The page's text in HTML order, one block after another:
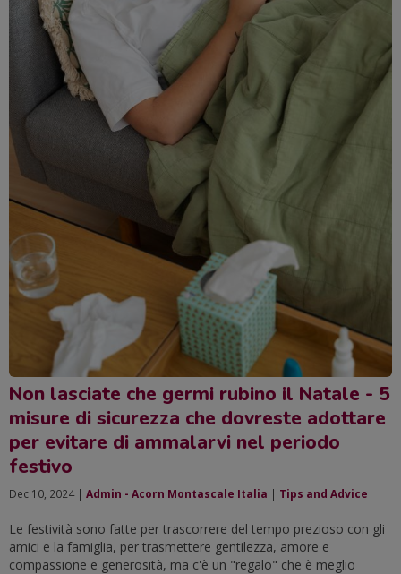
Non lasciate che germi rubino il Natale - 5
misure di sicurezza che dovreste adottare
per evitare di ammalarvi nel periodo
festivo
Dec 10, 2024 | Admin - Acorn Montascale Italia | Tips and Advice
Le festività sono fatte per trascorrere del tempo prezioso con gli
amici e la famiglia, per trasmettere gentilezza, amore e
compassione e generosità, ma c'è un "regalo" che è meglio